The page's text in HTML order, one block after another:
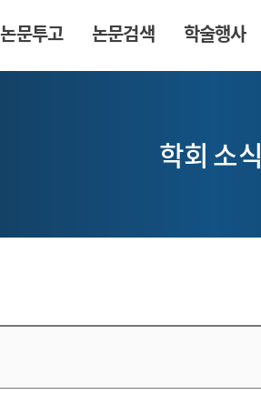
논문투고 논문검색 학술행사
학회 소식